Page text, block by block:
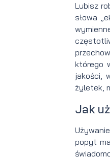
Lubisz
słowa
którego
jakości,
żyletek,
Jak
Używanie
popyt